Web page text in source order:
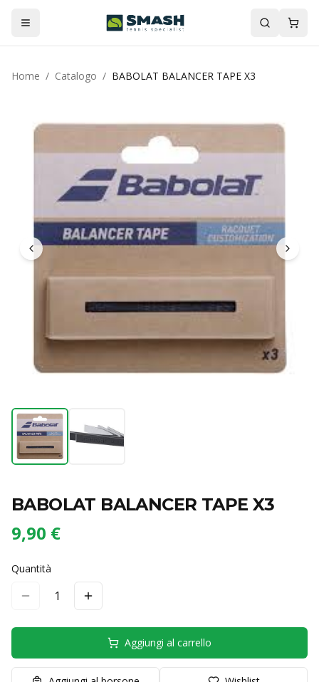
Home / Catalogo / BABOLAT BALANCER TAPE X3
BABOLAT BALANCER TAPE X3
9,90 €
Quantità
1
Aggiungi al carrello